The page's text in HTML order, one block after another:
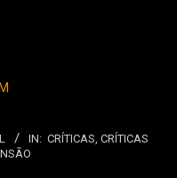
IN: CRÍTICAS, CRÍTICAS